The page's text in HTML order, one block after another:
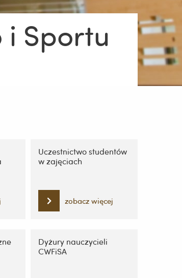
i Sportu
Uczestnictwo studentów
w zajęciach
zobacz więcej
Dyżury nauczycieli
CWFiSA